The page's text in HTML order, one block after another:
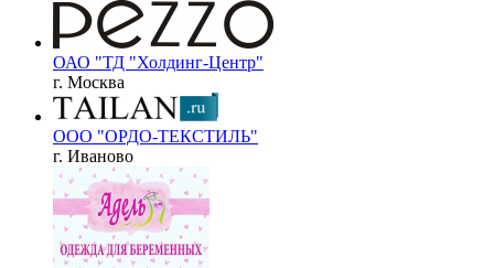
ОАО "ТД "Холдинг-Центр"
г. Москва
ООО "ОРДО-ТЕКСТИЛЬ"
г. Иваново